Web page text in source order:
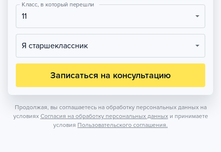
Класс, в который перешли
11
Я старшеклассник
Записаться на консультацию
Продолжая, вы соглашаетесь на обработку персональных данных на
условиях Согласия на обработку персональных данных и принимаете
условия Пользовательского соглашения.